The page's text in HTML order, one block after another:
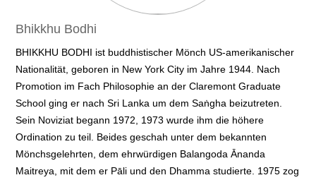
Bhikkhu Bodhi
BHIKKHU BODHI ist buddhistischer Mönch US-amerikanischer
Nationalität, geboren in New York City im Jahre 1944. Nach
Promotion im Fach Philosophie an der Claremont Graduate
School ging er nach Sri Lanka um dem Saṅgha beizutreten.
Sein Noviziat begann 1972, 1973 wurde ihm die höhere
Ordination zu teil. Beides geschah unter dem bekannten
Mönchsgelehrten, dem ehrwürdigen Balangoda Ānanda
Maitreya, mit dem er Pāli und den Dhamma studierte. 1975 zog